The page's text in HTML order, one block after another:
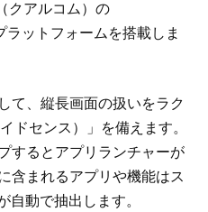
クアルコム）の
ットフォームを搭載しま
て、縦長画面の扱いをラク
ドセンス）」を備えます。
するとアプリランチャーが
含まれるアプリや機能はス
自動で抽出します。